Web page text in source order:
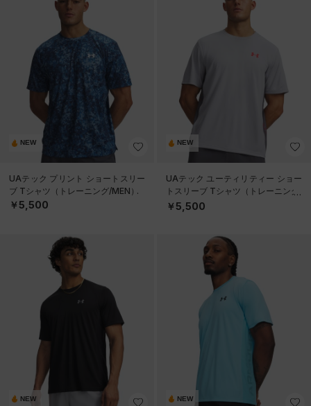
NEW
UAテック プリント ショートスリー
ブ Tシャツ（トレーニング/MEN）
￥5,500
NEW
UAテック ユーティリティー ショー
トスリーブ Tシャツ（トレーニング/
MEN）
￥5,500
NEW NEW